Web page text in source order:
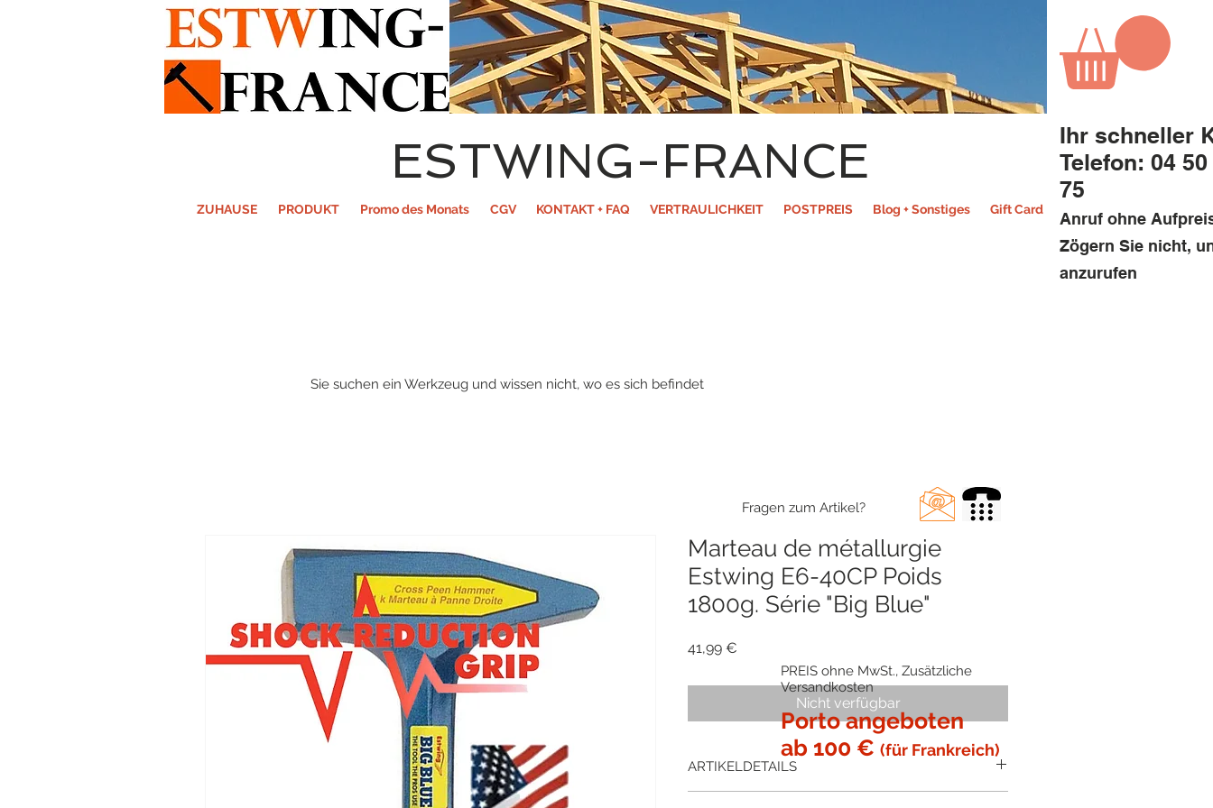
ESTWING-FRANCE
ZUHAUSE PRODUKT Promo des Monats CGV KONTAKT + FAQ VERTRAULICHKEIT POSTPREIS Blog + Sonstiges Gift Card
Ihr schneller
Telefon: 04 50
75
Anruf ohne
Zögern Sie nicht,
anzurufen
Sie suchen ein Werkzeug und wissen nicht, wo es sich befindet
Marteau de métallurgie
Estwing E6-40CP Poids
1800g. Série "Big Blue"
41,99 €
Nicht verfügbar
ARTIKELDETAILS
Porto angeboten
ab 100 € (für Frankreich)
PREIS ohne MwSt., Zusätzliche
Versandkosten
Fragen zum Artikel?